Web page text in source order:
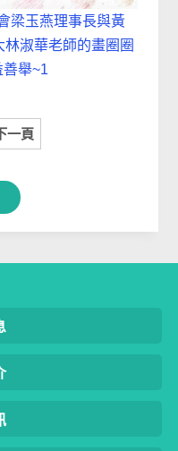
梁玉燕理事長與黃
淑華老師的畫圈圈
舉~1
一頁